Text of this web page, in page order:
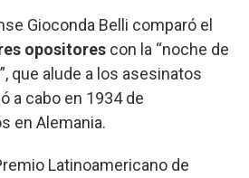
Gioconda Belli comparó el
opositores con la “noche de
que alude a los asesinatos
a cabo en 1934 de
en Alemania.
Latinoamericano de